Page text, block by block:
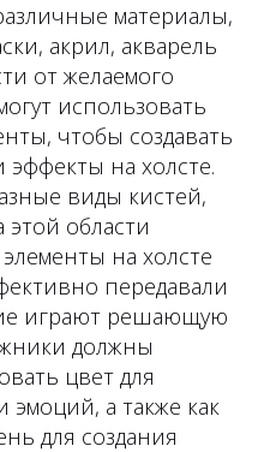
материалы,
акрил, акварель
от желаемого
использовать
чтобы создавать
эффекты на холсте.
виды кистей,
этой области
на холсте
передавали
играют решающую
должны
цвет для
эмоций, а также как
для создания